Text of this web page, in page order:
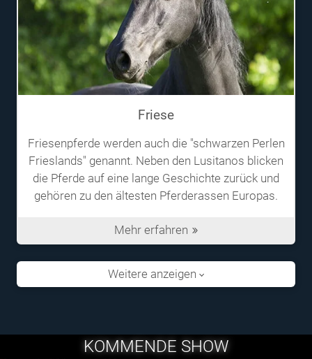
Friese
Friesenpferde werden auch die "schwarzen Perlen
Frieslands" genannt. Neben den Lusitanos blicken
die Pferde auf eine lange Geschichte zurück und
gehören zu den ältesten Pferderassen Europas.
Mehr erfahren
Weitere anzeigen
KOMMENDE SHOW